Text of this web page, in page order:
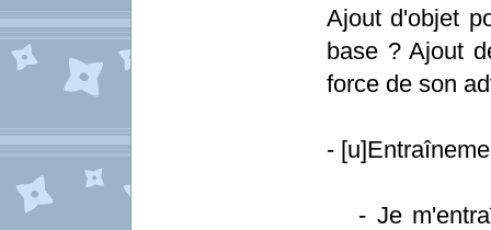
Ajout d'objet
base ? Ajout
force de son
-
- Je